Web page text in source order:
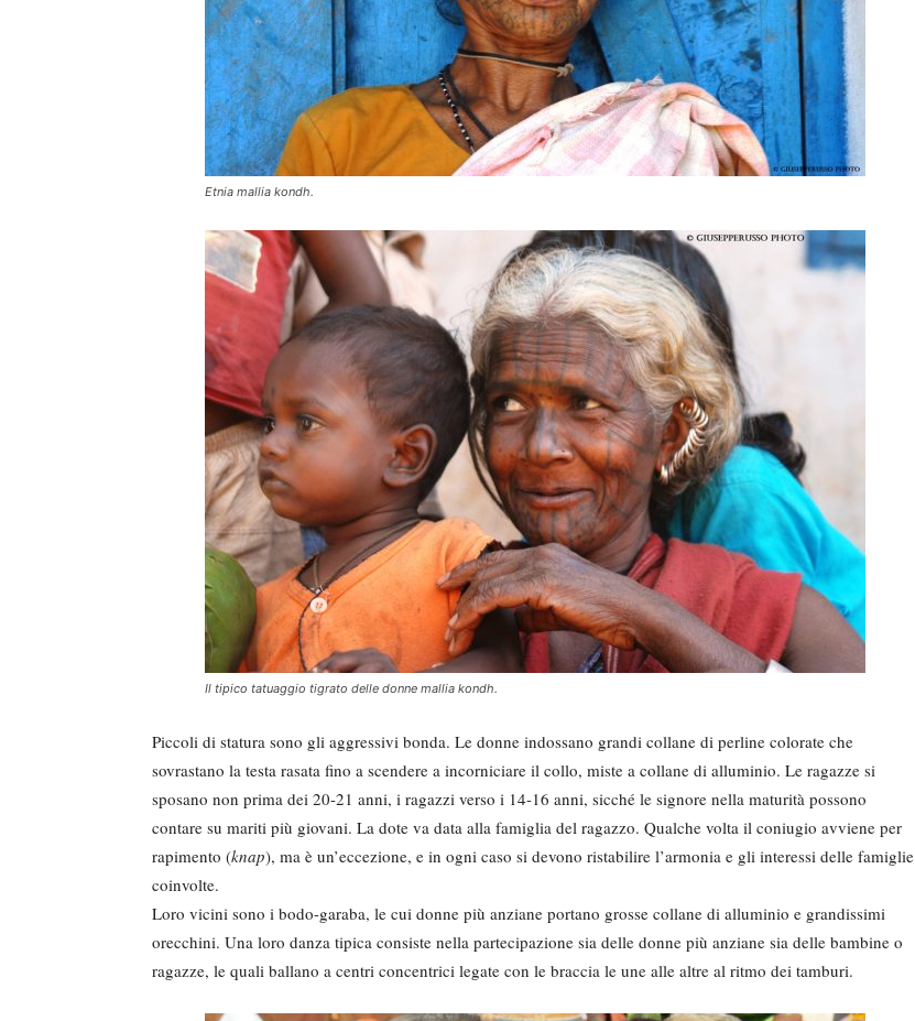
Etnia mallia kondh.
Il tipico tatuaggio tigrato delle donne mallia kondh.
Piccoli di statura sono gli aggressivi bonda. Le donne indossano grandi collane di perline colorate che
sovrastano la testa rasata fino a scendere a incorniciare il collo, miste a collane di alluminio. Le ragazze si
sposano non prima dei 20-21 anni, i ragazzi verso i 14-16 anni, sicché le signore nella maturità possono
contare su mariti più giovani. La dote va data alla famiglia del ragazzo. Qualche volta il coniugio avviene per
rapimento (knap), ma è un’eccezione, e in ogni caso si devono ristabilire l’armonia e gli interessi delle famiglie
coinvolte.
Loro vicini sono i bodo-garaba, le cui donne più anziane portano grosse collane di alluminio e grandissimi
orecchini. Una loro danza tipica consiste nella partecipazione sia delle donne più anziane sia delle bambine o
ragazze, le quali ballano a centri concentrici legate con le braccia le une alle altre al ritmo dei tamburi.